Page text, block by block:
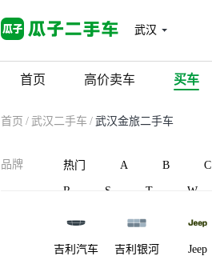
武汉
首页 高价卖车 买车
首页 / 武汉二手车 / 武汉金旅二手车
品牌 热门 A B C
R S T W
吉利汽车 吉利银河 Jeep